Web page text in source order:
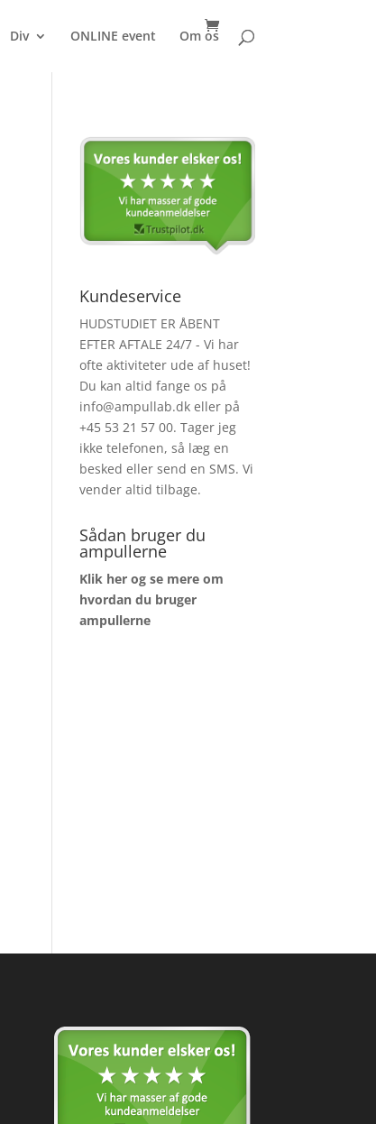
Div ONLINE event Om os
Kundeservice
HUDSTUDIET ER ÅBENT
EFTER AFTALE 24/7 - Vi har
ofte aktiviteter ude af huset!
Du kan altid fange os på
info@ampullab.dk eller på
+45 53 21 57 00. Tager jeg
ikke telefonen, så læg en
besked eller send en SMS. Vi
vender altid tilbage.
Sådan bruger du
ampullerne
Klik her og se mere om
hvordan du bruger
ampullerne